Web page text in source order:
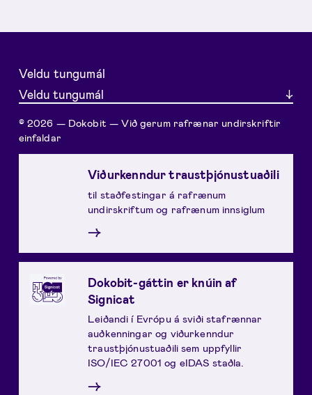
Veldu tungumál
Veldu tungumál
© 2026 — Dokobit — Við gerum rafrænar undirskriftir
einfaldar
Viðurkenndur traustþjónustuaðili
til staðfestingar á rafrænum
undirskriftum og rafrænum innsiglum
→
Dokobit-gáttin er knúin af
Signicat
Leiðandi í Evrópu á sviði stafrænnar
auðkenningar og viðurkenndur
traustþjónustuaðili sem uppfyllir
ISO/IEC 27001 og eIDAS staðla.
→